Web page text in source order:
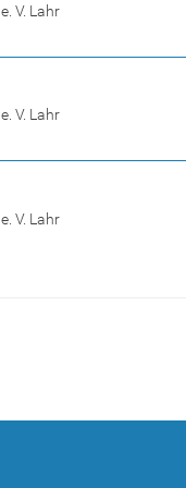
V. Lahr
V. Lahr
V. Lahr